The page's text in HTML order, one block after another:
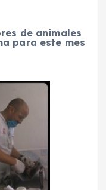
de animales
para este mes